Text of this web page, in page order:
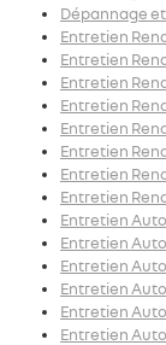
Dépannage
Entretien
Entretien
Entretien
Entretien
Entretien
Entretien
Entretien
Entretien
Entretien
Entretien
Entretien
Entretien
Entretien
Entretien